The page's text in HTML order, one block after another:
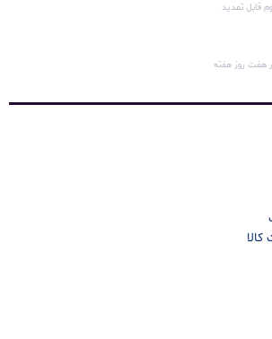
قابل تمدید